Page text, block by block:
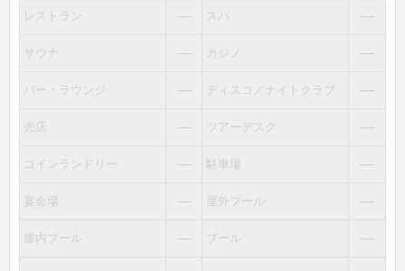
レストラン ― スパ ―
サウナ ― カジノ ―
バー・ラウンジ ― ディスコ／ナイトクラブ ―
売店 ― ツアーデスク ―
コインランドリー ― 駐車場 ―
宴会場 ― 屋外プール ―
屋内プール ― プール ―